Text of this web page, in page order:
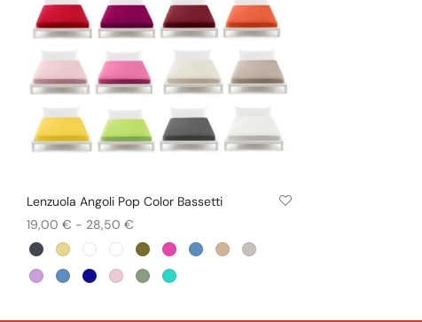
+ COLORI
Lenzuola Angoli Pop Color Bassetti
19,00 € - 28,50 €
di
prezzo:
ScegliQuesto
ha